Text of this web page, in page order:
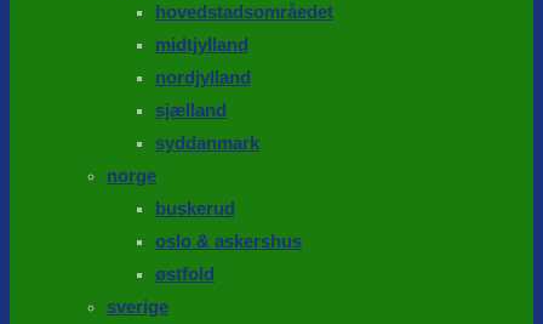
hovedstadsområedet
midtjylland
nordjylland
sjælland
syddanmark
norge
buskerud
oslo & askershus
østfold
sverige